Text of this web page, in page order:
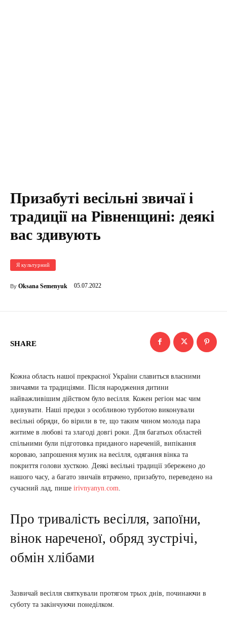
Призабуті весільні звичаї і
традиції на Рівненщині: деякі
вас здивують
Я культурний
By Oksana Semenyuk 05.07.2022
SHARE
Кожна область нашої прекрасної України славиться власними
звичаями та традиціями. Після народження дитини
найважливішим дійством було весілля. Кожен регіон має чим
здивувати. Наші предки з особливою турботою виконували
весільні обряди, бо вірили в те, що таким чином молода пара
житиме в любові та злагоді довгі роки. Для багатьох областей
спільними були підготовка приданого нареченій, випікання
короваю, запрошення музик на весілля, одягання вінка та
покриття голови хусткою. Деякі весільні традиції збережено до
нашого часу, а багато звичаїв втрачено, призабуто, переведено на
сучасний лад, пише irivnyanyn.com
Про тривалість весілля, запоїни,
вінок нареченої, обряд зустрічі,
обмін хлібами
Зазвичай весілля святкували протягом трьох днів, починаючи в
суботу та закінчуючи понеділком.